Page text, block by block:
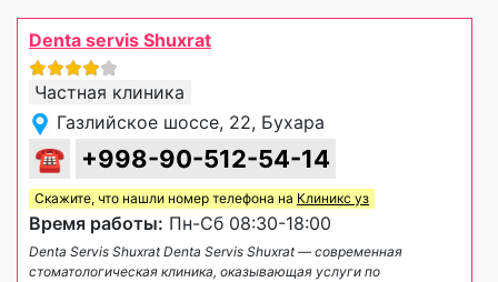
Denta servis Shuxrat
Частная клиника
Газлийское шоссе, 22, Бухара
☎ +998-90-512-54-14
Скажите, что нашли номер телефона на Клиникс уз
Время работы: Пн-Сб 08:30-18:00
Denta Servis Shuxrat Denta Servis Shuxrat — современная
стоматологическая клиника, оказывающая услуги по